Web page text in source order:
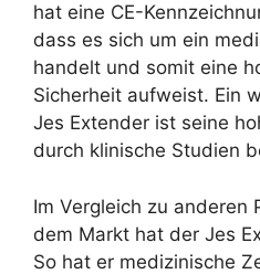
hat eine CE-
dass es sich um ein
handelt und somit eine
Sicherheit aufweist. Ein
Jes Extender ist seine
durch klinische Studien
Im Vergleich zu anderen
dem Markt hat der Jes
So hat er medizinische